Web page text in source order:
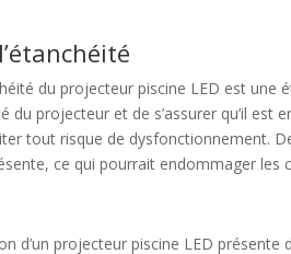
du projecteur piscine LED est
du projecteur et de s’assurer qu’il
tout risque de dysfonctionnement.
ce qui pourrait endommager les
d’un projecteur piscine LED